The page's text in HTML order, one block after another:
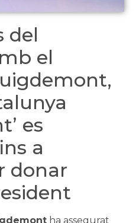
del
el
es
a
donar
ha assegurat